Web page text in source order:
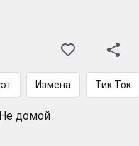
Измена Тик Ток
домой